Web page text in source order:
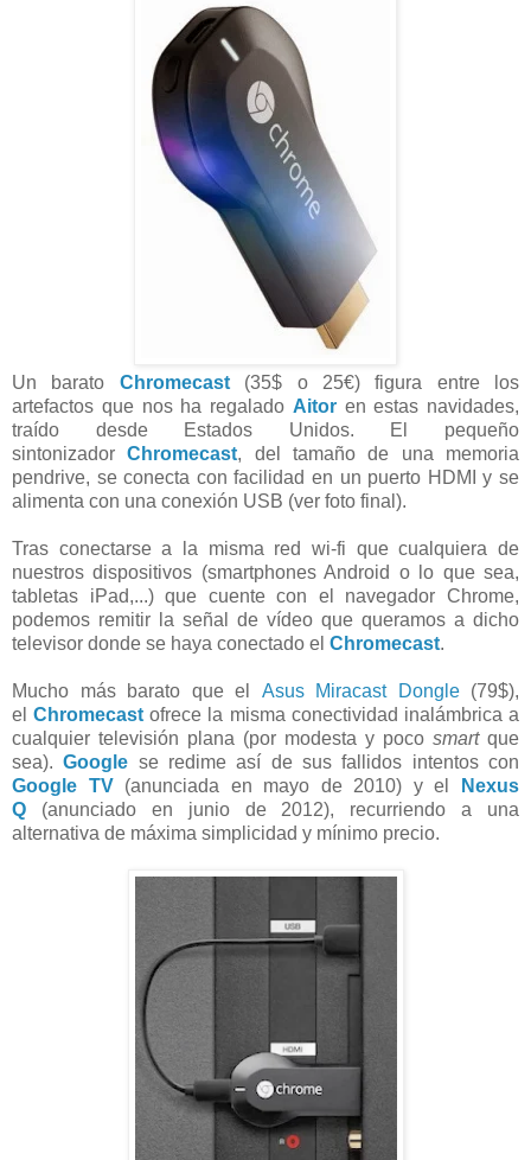
Un barato Chromecast
(35$ o 25€) figura entre los
artefactos que nos ha regalado Aitoren estas navidades,
traído desde Estados Unidos. El pequeño
sintonizadorChromecast, del tamaño de una memoria
pendrive, se conecta con facilidad en un puerto HDMI y se
alimenta con una conexión USB (ver foto final).
Tras conectarse a la misma red wi-fi que cualquiera de
nuestros dispositivos (smartphones Android o lo que sea,
tabletas iPad,...) que cuente con el navegador Chrome,
podemos remitir la señal de vídeo que queramos a dicho
televisor donde se haya conectado el Chromecast.
Mucho más barato que el Asus Miracast Dongle(79$),
elChromecast ofrece la misma conectividad inalámbrica a
cualquier televisión plana (por modesta y poco smart que
sea).Google se redime así de sus fallidos intentos con
Google TV(anunciada en mayo de 2010) y el
Nexus
Q
(anunciado en junio de 2012), recurriendo a una
alternativa de máxima simplicidad y mínimo precio.